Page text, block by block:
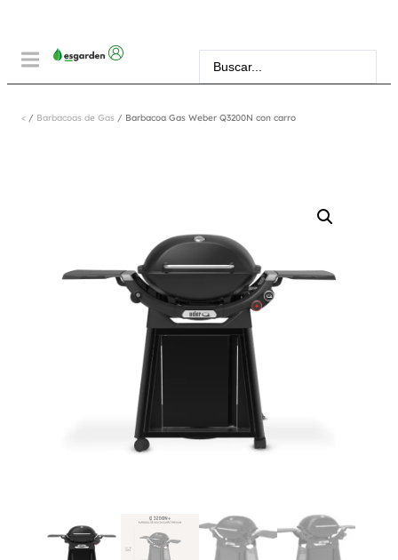
< / Barbacoas de Gas / Barbacoa Gas Weber Q3200N con carro